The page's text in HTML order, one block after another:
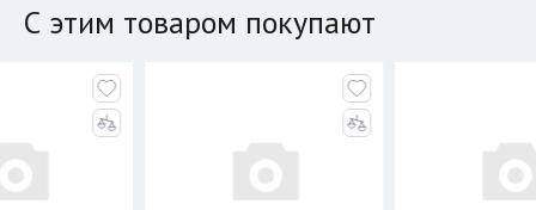
С этим товаром покупают